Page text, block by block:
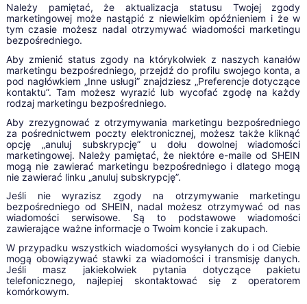
Należy pamiętać, że aktualizacja statusu Twojej zgody
marketingowej może nastąpić z niewielkim opóźnieniem i że w
tym czasie możesz nadal otrzymywać wiadomości marketingu
bezpośredniego.
Aby zmienić status zgody na którykolwiek z naszych kanałów
marketingu bezpośredniego, przejdź do profilu swojego konta, a
pod nagłówkiem „Inne usługi” znajdziesz „Preferencje dotyczące
kontaktu”. Tam możesz wyrazić lub wycofać zgodę na każdy
rodzaj marketingu bezpośredniego.
Aby zrezygnować z otrzymywania marketingu bezpośredniego
za pośrednictwem poczty elektronicznej, możesz także kliknąć
opcję „anuluj subskrypcję” u dołu dowolnej wiadomości
marketingowej. Należy pamiętać, że niektóre e-maile od SHEIN
mogą nie zawierać marketingu bezpośredniego i dlatego mogą
nie zawierać linku „anuluj subskrypcję”.
Jeśli nie wyrazisz zgody na otrzymywanie marketingu
bezpośredniego od SHEIN, nadal możesz otrzymywać od nas
wiadomości serwisowe. Są to podstawowe wiadomości
zawierające ważne informacje o Twoim koncie i zakupach.
W przypadku wszystkich wiadomości wysyłanych do i od Ciebie
mogą obowiązywać stawki za wiadomości i transmisję danych.
Jeśli masz jakiekolwiek pytania dotyczące pakietu
telefonicznego, najlepiej skontaktować się z operatorem
komórkowym.